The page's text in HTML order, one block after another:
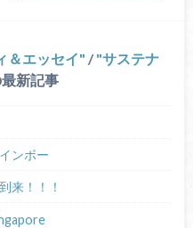
＆エッセイ / サステナ
新記事
ンボー
来！！！